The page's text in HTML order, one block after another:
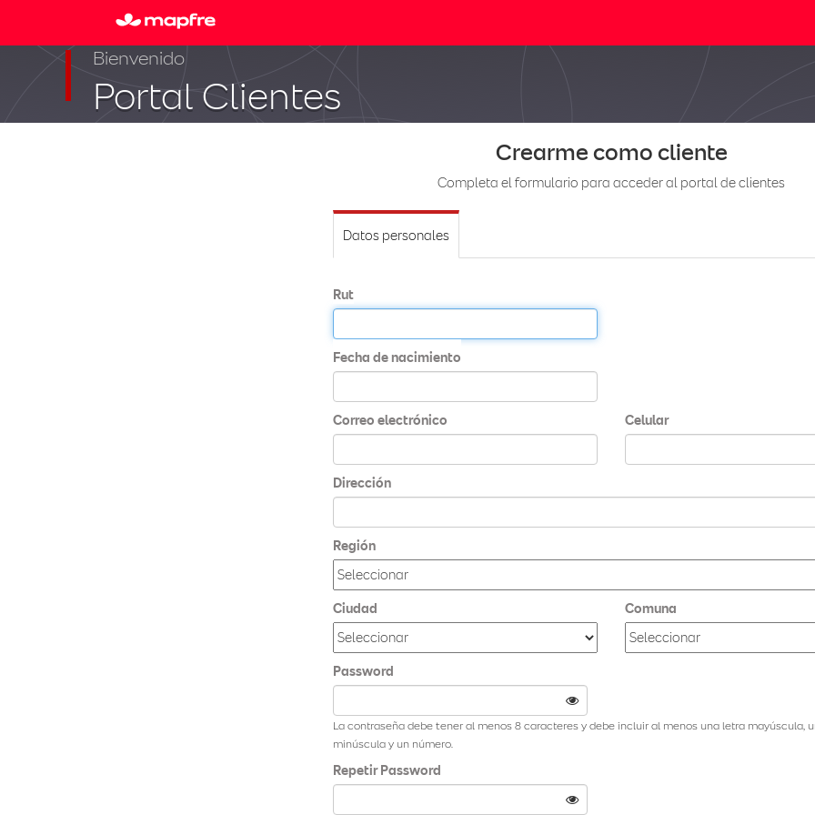
Bienvenido
Portal Clientes
Crearme como cliente
Completa el formulario para acceder al portal de clientes
Datos personales
Rut
Fecha de nacimiento
Correo electrónico Celular
Dirección
Región
Ciudad Comuna
Password
La contraseña debe tener al menos 8 caracteres y debe incluir al menos una letra mayúscula,
minúscula y un número.
Repetir Password